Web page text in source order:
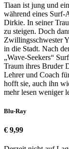
Tiaan ist jung und
während eines Surf-
Dirkie. In seiner
zu steigen. Doch
Zwillingsschwester
in die Stadt. Nach
„Wave-Seekers“
Traum ihres Bruder
Lehrer und Coach
hofft sie, auch ihn
mehr lesen weniger
Blu-Ray
€ 9,99